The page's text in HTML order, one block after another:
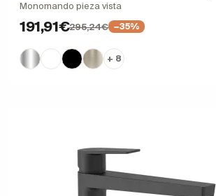
Monomando pieza vista
191,91€295,24€ −35%
+ 8